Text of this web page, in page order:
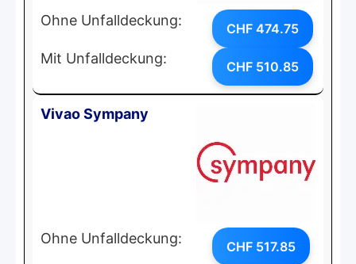
Ohne Unfalldeckung: CHF 474.75
Mit Unfalldeckung: CHF 510.85
Vivao Sympany
Ohne Unfalldeckung: CHF 517.85